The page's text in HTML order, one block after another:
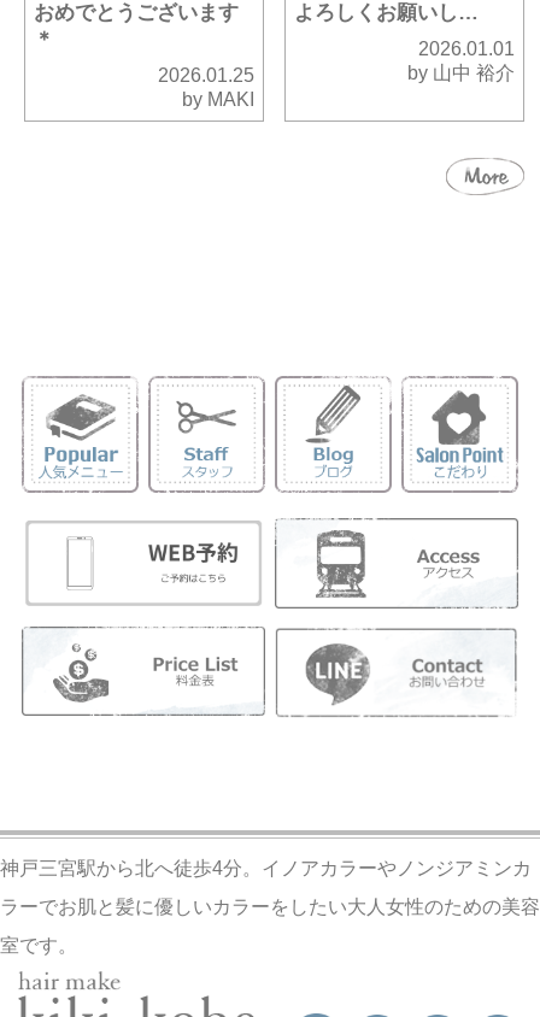
おめでとうございます
＊
2026.01.25
by MAKI
よろしくお願いし…
2026.01.01
by 山中 裕介
神戸三宮駅から北へ徒歩4分。イノアカラーやノンジアミンカ
ラーでお肌と髪に優しいカラーをしたい大人女性のための美容
室です。